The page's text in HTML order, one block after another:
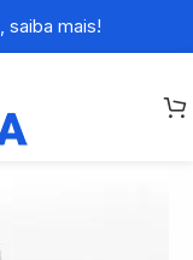
saiba mais!